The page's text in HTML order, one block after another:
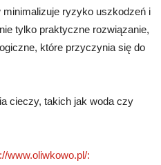
ryzyko uszkodzeń i
tylko praktyczne rozwiązanie,
które przyczynia się do
cieczy, takich jak woda czy
www.oliwkowo.pl/: